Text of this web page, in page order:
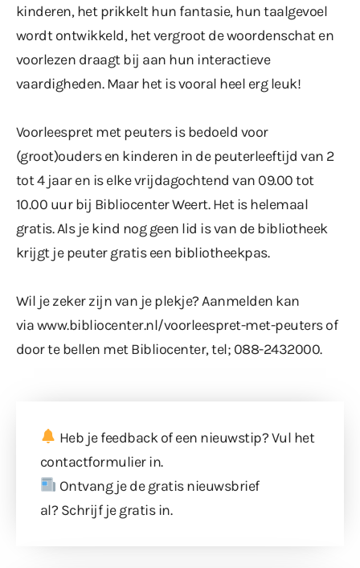
kinderen, het prikkelt hun fantasie, hun taalgevoel
wordt ontwikkeld, het vergroot de woordenschat en
voorlezen draagt bij aan hun interactieve
vaardigheden. Maar het is vooral heel erg leuk!
Voorleespret met peuters is bedoeld voor
(groot)ouders en kinderen in de peuterleeftijd van 2
tot 4 jaar en is elke vrijdagochtend van 09.00 tot
10.00 uur bij Bibliocenter Weert. Het is helemaal
gratis. Als je kind nog geen lid is van de bibliotheek
krijgt je peuter gratis een bibliotheekpas.
Wil je zeker zijn van je plekje? Aanmelden kan
viawww.bibliocenter.nl/voorleespret-met-peutersof
door te bellen met Bibliocenter, tel; 088-2432000.
Heb je feedback of een nieuwstip? Vul het
contactformulierin.
Ontvang je de gratis nieuwsbrief
al? Schrijf je gratis in.